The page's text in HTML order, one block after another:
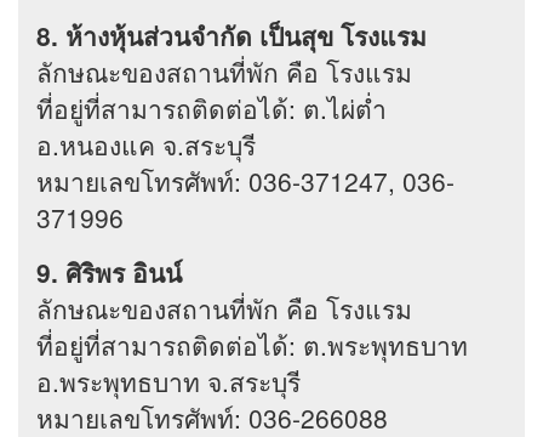
8. ห้างหุ้นส่วนจำกัด เป็นสุข โรงแรม
ลักษณะของสถานที่พัก คือ โรงแรม
ที่อยู่ที่สามารถติดต่อได้: ต.ไผ่ต่ำ
อ.หนองแค จ.สระบุรี
หมายเลขโทรศัพท์: 036-371247, 036-
371996
9. ศิริพร อินน์
ลักษณะของสถานที่พัก คือ โรงแรม
ที่อยู่ที่สามารถติดต่อได้: ต.พระพุทธบาท
อ.พระพุทธบาท จ.สระบุรี
หมายเลขโทรศัพท์: 036-266088